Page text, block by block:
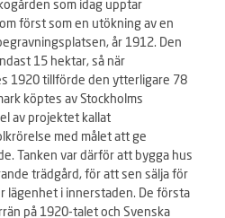
som idag upptar
först som en utökning av en
år 1912. Den
15 hektar, så när
1920 tillförde den ytterligare 78
köptes av Stockholms
av projektet kallat
med målet att ge
Tanken var därför att bygga hus
trädgård, för att sen sälja för
lägenhet i innerstaden. De första
på 1920-talet och Svenska